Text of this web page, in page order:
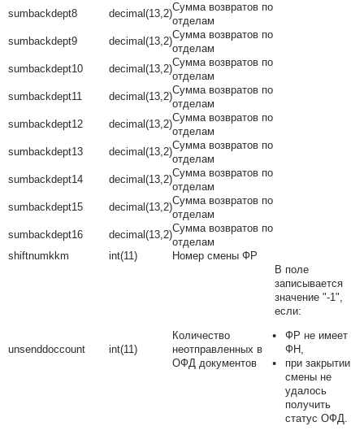
sumbackdept8
decimal(13,2)
Сумма возвратов по
отделам
sumbackdept9
decimal(13,2)
Сумма возвратов по
отделам
sumbackdept10
decimal(13,2)
Сумма возвратов по
отделам
sumbackdept11
decimal(13,2)
Сумма возвратов по
отделам
sumbackdept12
decimal(13,2)
Сумма возвратов по
отделам
sumbackdept13
decimal(13,2)
Сумма возвратов по
отделам
sumbackdept14
decimal(13,2)
Сумма возвратов по
отделам
sumbackdept15
decimal(13,2)
Сумма возвратов по
отделам
sumbackdept16
decimal(13,2)
Сумма возвратов по
отделам
shiftnumkkm
int(11) Номер смены ФР
unsenddoccount int(11)
Количество
неотправленных в
ОФД документов
В поле
записывается
значение "-1",
если:
ФР не имеет
ФН,
при закрытии
смены не
удалось
получить
статус ОФД.